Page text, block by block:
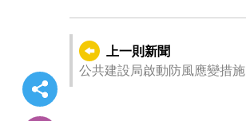
上一則新聞
公共建設局啟動防風應變措施